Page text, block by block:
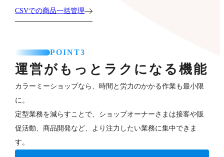
CSVでの商品一括管理
POINT3
運営がもっとラクになる機能
カラーミーショップなら、時間と労力のかかる作業も最小限
に。
定型業務を減らすことで、ショップオーナーさまは接客や販
促活動、商品開発など、より注力したい業務に集中できま
す。